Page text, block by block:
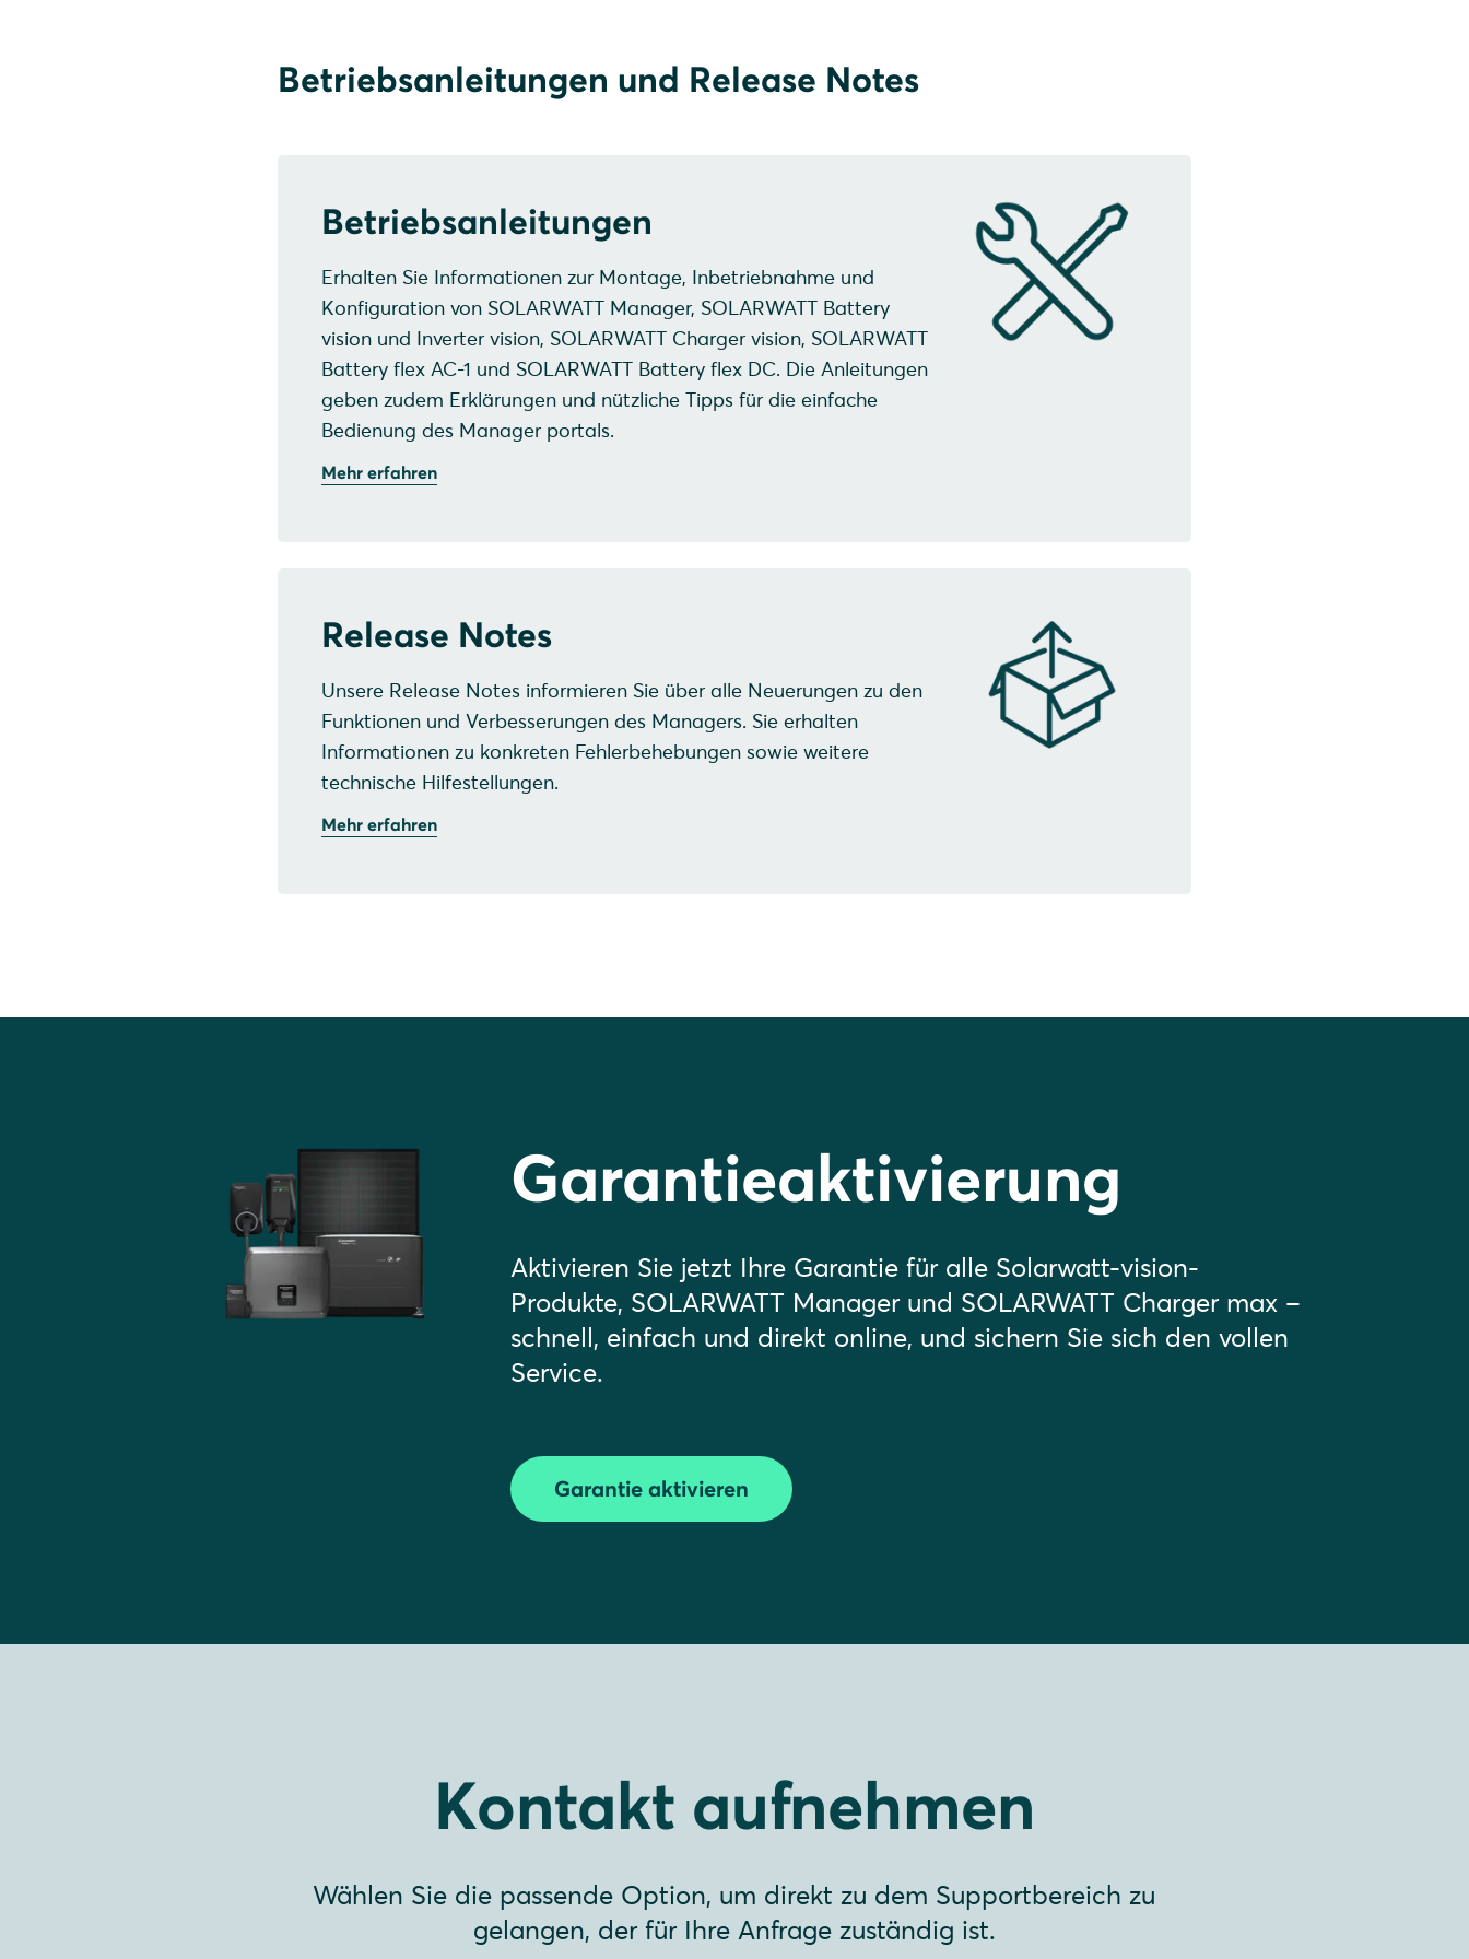
Mehr erfahren
Betriebsanleitungen und Release Notes
Betriebsanleitungen
Erhalten Sie Informationen zur Montage, Inbetriebnahme und
Konfiguration von SOLARWATT Manager, SOLARWATT Battery
vision und Inverter vision, SOLARWATT Charger vision, SOLARWATT
Battery flex AC-1 und SOLARWATT Battery flex DC. Die Anleitungen
geben zudem Erklärungen und nützliche Tipps für die einfache
Bedienung des Manager portals.
Mehr erfahren
Release Notes
Unsere Release Notes informieren Sie über alle Neuerungen zu den
Funktionen und Verbesserungen des Managers. Sie erhalten
Informationen zu konkreten Fehlerbehebungen sowie weitere
technische Hilfestellungen.
Mehr erfahren
Garantieaktivierung
Aktivieren Sie jetzt Ihre Garantie für alle Solarwatt-vision-
Produkte, SOLARWATT Manager und SOLARWATT Charger max –
schnell, einfach und direkt online, und sichern Sie sich den vollen
Service.
Garantie aktivieren
Kontakt aufnehmen
Wählen Sie die passende Option, um direkt zu dem Supportbereich zu
gelangen, der für Ihre Anfrage zuständig ist.